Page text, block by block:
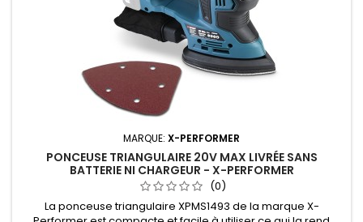
MARQUE: X-PERFORMER
PONCEUSE TRIANGULAIRE 20V MAX LIVRÉE SANS
BATTERIE NI CHARGEUR - X-PERFORMER
(0)
La ponceuse triangulaire XPMS1493 de la marque X-